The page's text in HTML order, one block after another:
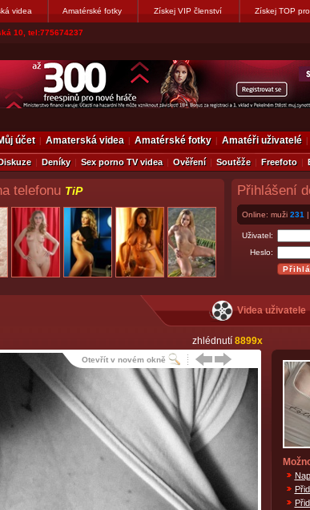
videa Amatérské fotky Získej VIP členství Získej TOP
Napiste
účet Amaterská videa Amatérské fotky Amatéři uživatelé
Deníky Sex porno TV videa Ověření Soutěže Freefoto
telefonu TiP Přihlášení
Online: muži 231
Uživatel:
Heslo:
Videa uživatele
zhlédnutí 8899x
Otevřít v novém okně